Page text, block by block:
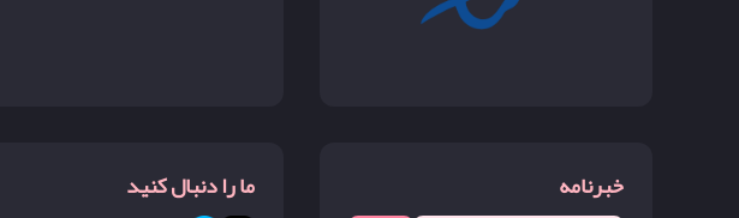
خبرنامه ما را دنبال کنید